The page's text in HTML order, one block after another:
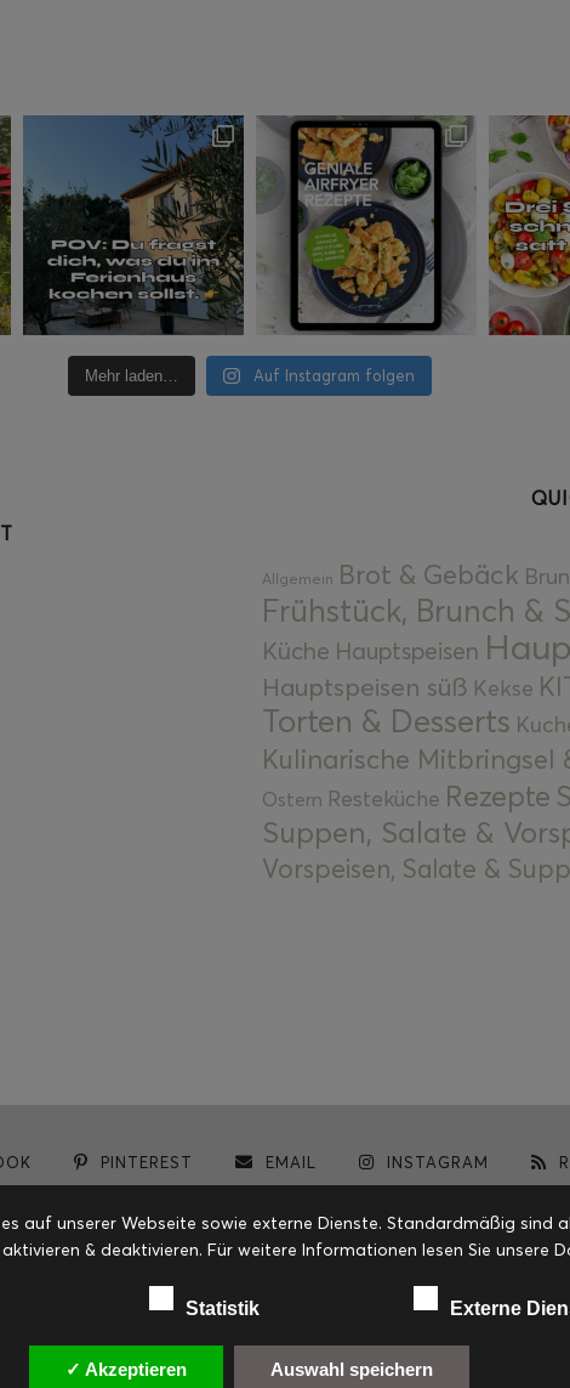
Mehr laden… Auf Instagram folgen
Allgemein Brot & Gebäck
Frühstück, Brunch &
Küche Hauptspeisen
Hauptspeisen süß Kekse
Torten & Desserts
Kulinarische Mitbringsel
Ostern Resteküche Rezepte
Suppen, Salate &
Vorspeisen, Salate &
PINTEREST EMAIL INSTAGRAM
auf unserer Webseite sowie externe Dienste. Standardmäßig sind
& deaktivieren. Für weitere Informationen lesen Sie unsere
Statistik Externe
✓ Akzeptieren Auswahl speichern